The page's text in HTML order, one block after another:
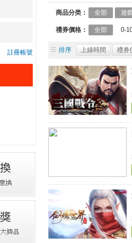
註冊帳號
商品分类： 全部 遊
禮券價格： 全部 0-
排序 上線時間 禮券